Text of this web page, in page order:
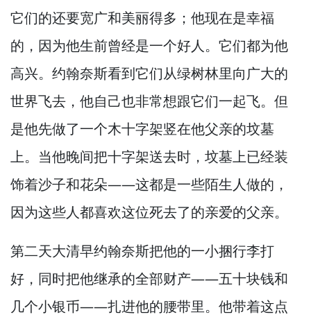
它们的还要宽广和美丽得多；他现在是幸福
的， 因为他生前曾经是一个好人。 它们都为他
高兴。 约翰奈斯看到它们从绿树林里向广大的
世界飞去， 他自己也非常想跟它们一起飞。 但
是他先做了一个木十字架竖在他父亲的坟墓
上。 当他晚间把十字架送去时， 坟墓上已经装
饰着沙子和花朵——这都是一些陌生人做的，
因为这些人都喜欢这位死去了的亲爱的父亲。
第二天大清早约翰奈斯把他的一小捆行李打
好， 同时把他继承的全部财产——五十块钱和
几个小银币——扎进他的腰带里。 他带着这点